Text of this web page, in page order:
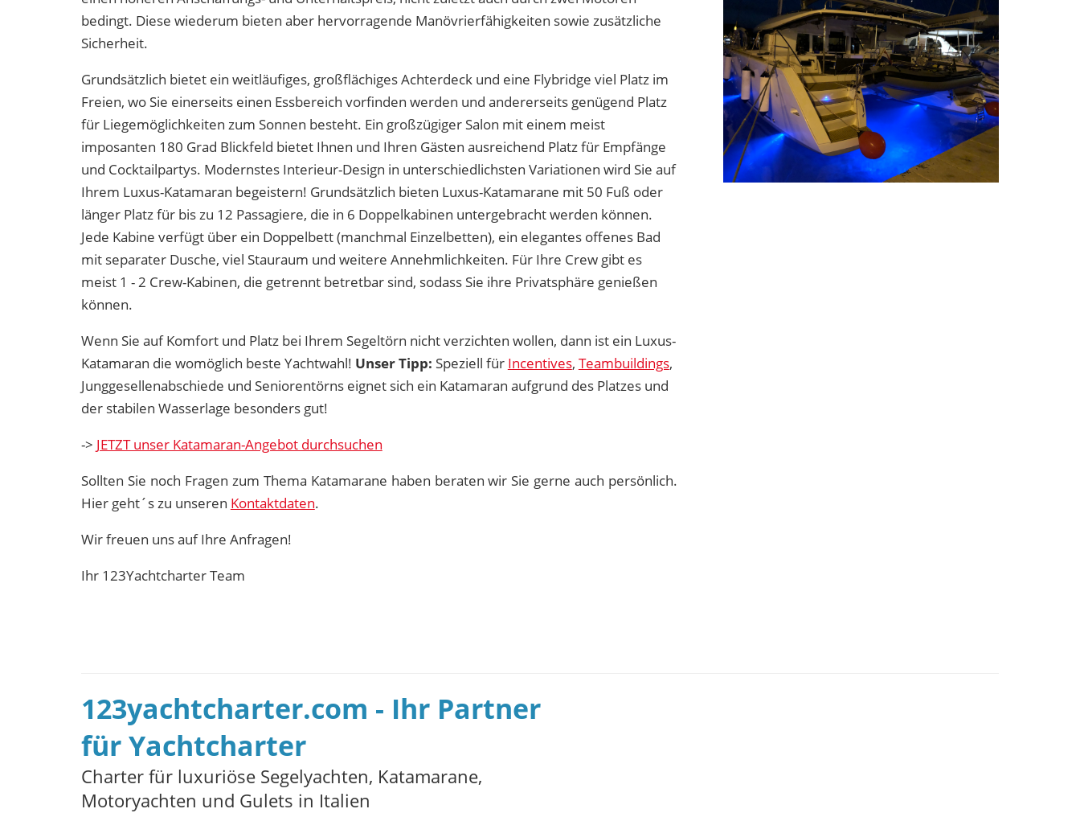
bedingt. Diese wiederum bieten aber hervorragende Manövrierfähigkeiten sowie zusätzliche
Sicherheit.
Grundsätzlich bietet ein weitläufiges, großflächiges Achterdeck und eine Flybridge viel Platz im
Freien, wo Sie einerseits einen Essbereich vorfinden werden und andererseits genügend Platz
für Liegemöglichkeiten zum Sonnen besteht. Ein großzügiger Salon mit einem meist
imposanten 180 Grad Blickfeld bietet Ihnen und Ihren Gästen ausreichend Platz für Empfänge
und Cocktailpartys. Modernstes Interieur-Design in unterschiedlichsten Variationen wird Sie auf
Ihrem Luxus-Katamaran begeistern! Grundsätzlich bieten Luxus-Katamarane mit 50 Fuß oder
länger Platz für bis zu 12 Passagiere, die in 6 Doppelkabinen untergebracht werden können.
Jede Kabine verfügt über ein Doppelbett (manchmal Einzelbetten), ein elegantes offenes Bad
mit separater Dusche, viel Stauraum und weitere Annehmlichkeiten. Für Ihre Crew gibt es
meist 1 - 2 Crew-Kabinen, die getrennt betretbar sind, sodass Sie ihre Privatsphäre genießen
können.
Wenn Sie auf Komfort und Platz bei Ihrem Segeltörn nicht verzichten wollen, dann ist ein Luxus-
Katamaran die womöglich beste Yachtwahl! Unser Tipp: Speziell für Incentives, Teambuildings,
Junggesellenabschiede und Seniorentörns eignet sich ein Katamaran aufgrund des Platzes und
der stabilen Wasserlage besonders gut!
-> JETZT unser Katamaran-Angebot durchsuchen
Sollten Sie noch Fragen zum Thema Katamarane haben beraten wir Sie gerne auch persönlich.
Hier geht´s zu unseren Kontaktdaten.
Wir freuen uns auf Ihre Anfragen!
Ihr 123Yachtcharter Team
123yachtcharter.com - Ihr Partner
für Yachtcharter
Charter für luxuriöse Segelyachten, Katamarane,
Motoryachten und Gulets in Italien